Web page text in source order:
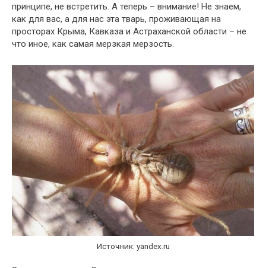
принципе, не встретить. А теперь – внимание! Не знаем,
как для вас, а для нас эта тварь, проживающая на
просторах Крыма, Кавказа и Астраханской области – не
что иное, как самая мерзкая мерзость.
Источник: yandex.ru